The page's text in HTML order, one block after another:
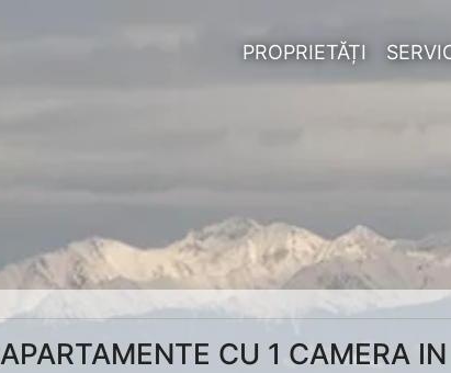
PROPRIETĂȚI
APARTAMENTE CU 1 CAMERA